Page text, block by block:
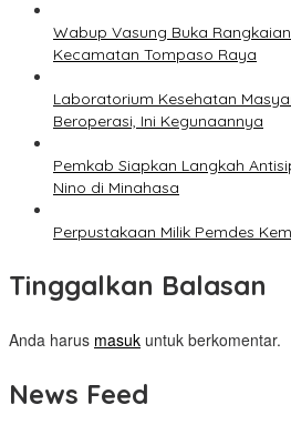
Wabup Vasung Buka
Kecamatan Tompaso Raya
Laboratorium Kesehatan
Beroperasi, Ini Kegunaannya
Pemkab Siapkan Langkah
Nino di Minahasa
Perpustakaan Milik Pemdes
Tinggalkan Balasan
Anda harus masuk untuk berkomentar.
News Feed